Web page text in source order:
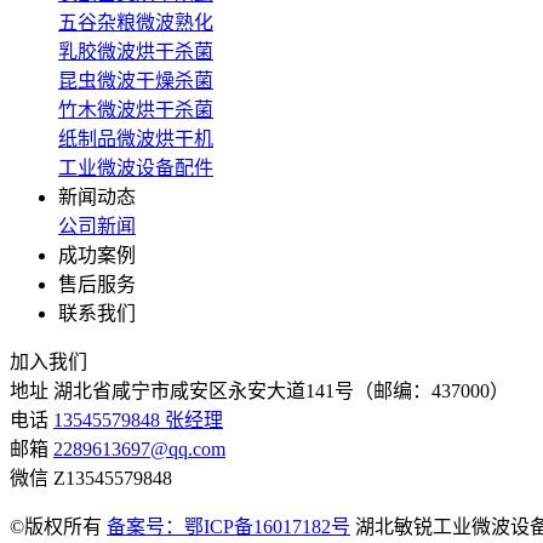
五谷杂粮微波熟化
乳胶微波烘干杀菌
昆虫微波干燥杀菌
竹木微波烘干杀菌
纸制品微波烘干机
工业微波设备配件
新闻动态
公司新闻
成功案例
售后服务
联系我们
加入我们
地址 湖北省咸宁市咸安区永安大道141号（邮编：437000）
电话 13545579848 张经理
邮箱 2289613697@qq.com
微信 Z13545579848
©版权所有 备案号：鄂ICP备16017182号 湖北敏锐工业微波设